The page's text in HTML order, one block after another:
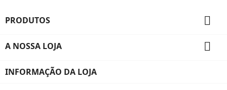
PRODUTOS 
A NOSSA LOJA 
INFORMAÇÃO DA LOJA